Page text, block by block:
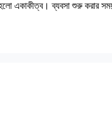
একাকীত্ব। ব্যবসা শুরু করার